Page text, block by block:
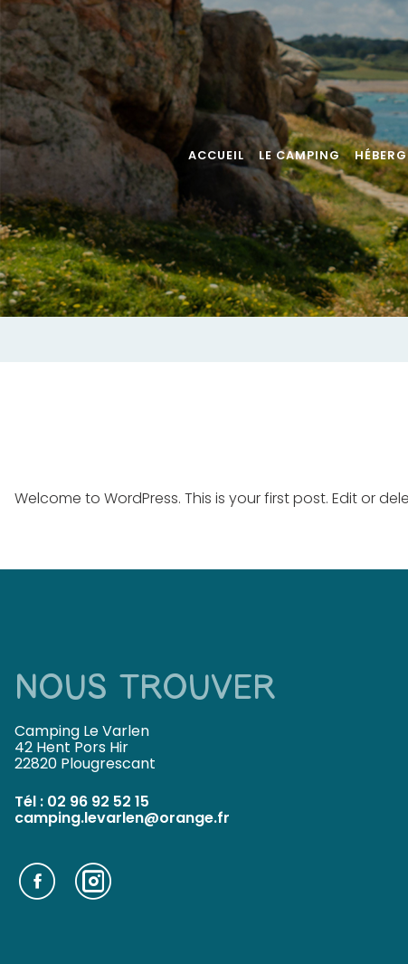
ACCUEIL LE CAMPING
Welcome to WordPress. This is your first post. Edit or
NOUS TROUVER
Camping Le Varlen
42 Hent Pors Hir
22820 Plougrescant
Tél : 02 96 92 52 15
camping.levarlen@orange.fr